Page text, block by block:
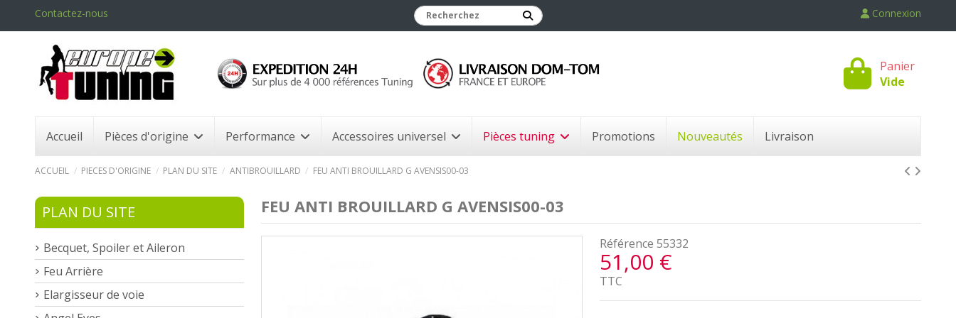
Contactez-nous Connexion
Panier
Vide
Accueil Pièces d'origine Performance Accessoires universel Pièces tuning Promotions Nouveautés Livraison
ACCUEIL PIECES D'ORIGINE PLAN DU SITE ANTIBROUILLARD FEU ANTI BROUILLARD G AVENSIS00-03
FEU ANTI BROUILLARD G AVENSIS00-03
Référence 55332
51,00 €
TTC
PLAN DU SITE
Becquet, Spoiler et Aileron
Feu Arrière
Elargisseur de voie